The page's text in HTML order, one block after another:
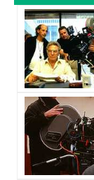
عنوان کارگردان
فعالیت در
بوده است. استیون سودربرگ سال 1386 در 45
خود را میان
قول شده است که
و بازیگران
درفیلم